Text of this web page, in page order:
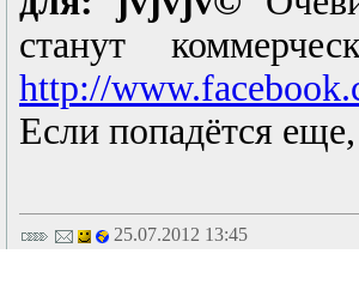
станут
http://
Если попадётся
25.07.2012 13:45